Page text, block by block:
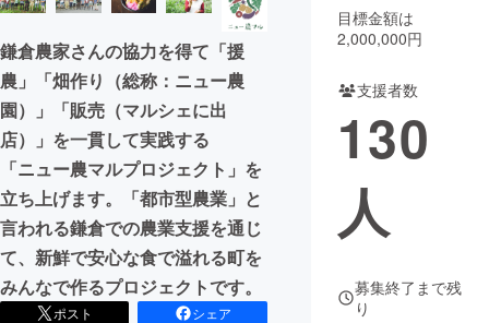
CAMPFIREふるさと納税machi-ya コミュニティ
鎌倉農家さんの協力を得て「援
農」「畑作り（総称：ニュー農
園）」「販売（マルシェに出
店）」を一貫して実践する
「ニュー農マルプロジェクト」を
立ち上げます。「都市型農業」と
言われる鎌倉での農業支援を通じ
て、新鮮で安心な食で溢れる町を
みんなで作るプロジェクトです。
ポスト
シェア
目標金額は
2,000,000円
支援者数
130
人
募集終了まで残
り